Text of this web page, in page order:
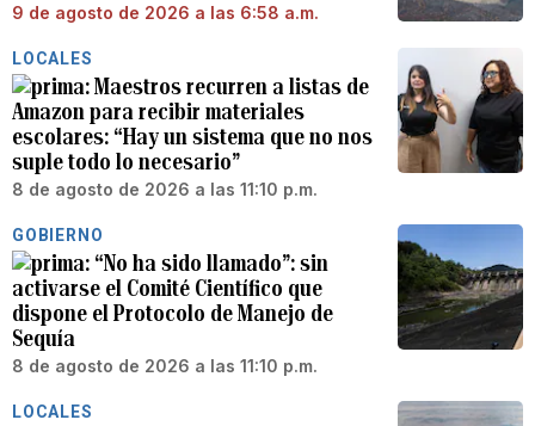
9 de agosto de 2026 a las 6:58 a.m.
LOCALES
Maestros recurren a listas de
Amazon para recibir materiales
escolares: “Hay un sistema que no nos
suple todo lo necesario”
8 de agosto de 2026 a las 11:10 p.m.
GOBIERNO
“No ha sido llamado”: sin
activarse el Comité Científico que
dispone el Protocolo de Manejo de
Sequía
8 de agosto de 2026 a las 11:10 p.m.
LOCALES